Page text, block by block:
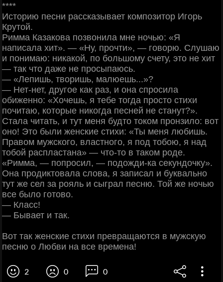
****
Историю песни рассказывает композитор Игорь
Крутой.
Римма Казакова позвонила мне ночью: «Я
написала хит». — «Ну, прочти», — говорю. Слушаю
и понимаю: никакой, по большому счету, это не хит
— так что даже не просыпаюсь.
— «Лепишь, творишь, малюешь...»?
— Нет-нет, другое как раз, и она спросила
обиженно: «Хочешь, я тебе тогда просто стихи
почитаю, которые никогда песней не станут?».
Стала читать, и тут меня будто током пронзило: вот
оно! Это были женские стихи: «Ты меня любишь.
Правом мужского, властного, я под тобою, я над
тобой распластана» — что-то в таком роде.
«Римма, — попросил, — подожди-ка секундочку».
Она продиктовала слова, я записал и буквально
тут же сел за рояль и сыграл песню. Той же ночью
все было готово.
— Класс!
— Бывает и так.
Вот так женские стихи превращаются в мужскую
песню о Любви на все времена!
2 0 0